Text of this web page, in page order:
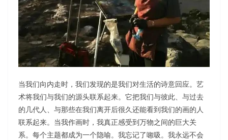
当我们向内走时，我们发现的是我们对生活的诗意回应。艺
术将我们与我们的源头联系起来。它把我们与彼此、与过去
的几代人、与那些在我们离开后很久还能看到我们的画的人
联系起来。当我作画时，我真正感受到万物之间的巨大关
系。每个主题都成为一个隐喻。我忘记了唿吸。我永远不会